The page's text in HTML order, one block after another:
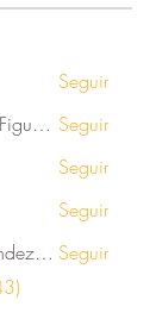
Seguir
Lexander Loaiza Figueroa Seguir
Seguir
Seguir
Alejandro Hernández Renner Seguir